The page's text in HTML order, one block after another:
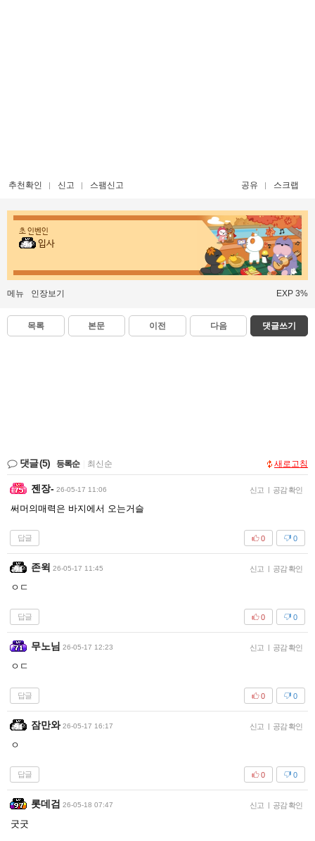
추천확인 신고 스팸신고 공유 스크랩
초 인벤인
입사
메뉴 인장보기 EXP 3%
목록 본문 이전 다음 댓글쓰기
댓글(5) 등록순 최신순 새로고침
젠장- 26-05-17 11:06 신고 공감 확인
써머의매력은 바지에서 오는거슬
답글 0
0
존윅 26-05-17 11:45 신고 공감 확인
ㅇㄷ
답글 0
0
무노님 26-05-17 12:23 신고 공감 확인
ㅇㄷ
답글 0
0
잠만와 26-05-17 16:17 신고 공감 확인
ㅇ
답글 0
0
롯데검 26-05-18 07:47 신고 공감 확인
굿굿